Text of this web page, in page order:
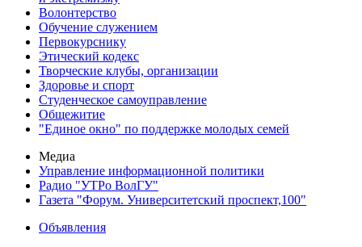
Волонтерство
Обучение служением
Первокурснику
Этический кодекс
Творческие клубы, организации
Здоровье и спорт
Студенческое самоуправление
Общежитие
"Единое окно" по поддержке молодых семей
Медиа
Управление информационной политики
Радио "УТРо ВолГУ"
Газета "Форум. Университетский проспект,100"
Объявления